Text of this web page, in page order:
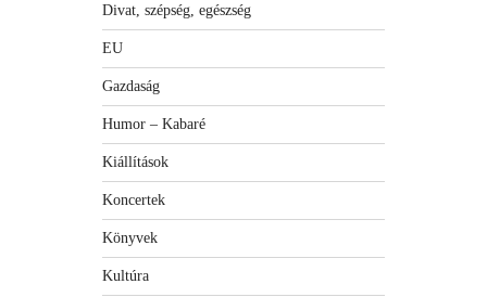
Divat, szépség, egészség
EU
Gazdaság
Humor – Kabaré
Kiállítások
Koncertek
Könyvek
Kultúra